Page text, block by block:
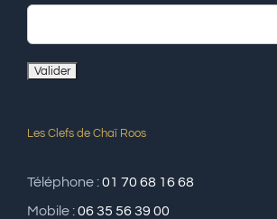
Les Clefs de Chaï Roos
Téléphone :01 70 68 16 68
Mobile :06 35 56 39 00